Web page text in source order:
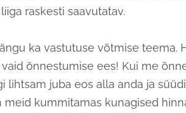
raskesti saavutatav.
ka vastutuse võtmise teema.
õnnestumise ees! Kui me
lihtsam juba eos alla anda ja
meid kummitamas kunagised